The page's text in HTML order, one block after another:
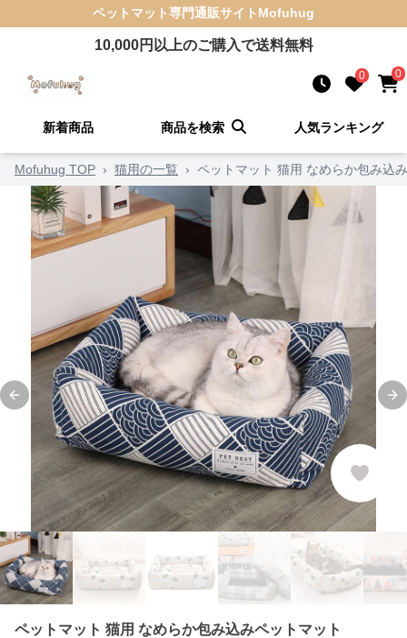
ペットマット専門通販サイト Mofuhug
10,000円以上のご購入で送料無料
0 0
新着商品 商品を検索 人気ランキング
Mofuhug TOP › 猫用の一覧 › ペットマット 猫用 なめらか包み込
Previous slide
ペットマット 猫用 なめらか包み込みペットマット